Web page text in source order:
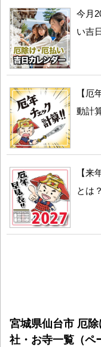
今月
い吉
【厄
動計
【来
とは
宮城県仙台市 厄
社・お寺一覧（ペ